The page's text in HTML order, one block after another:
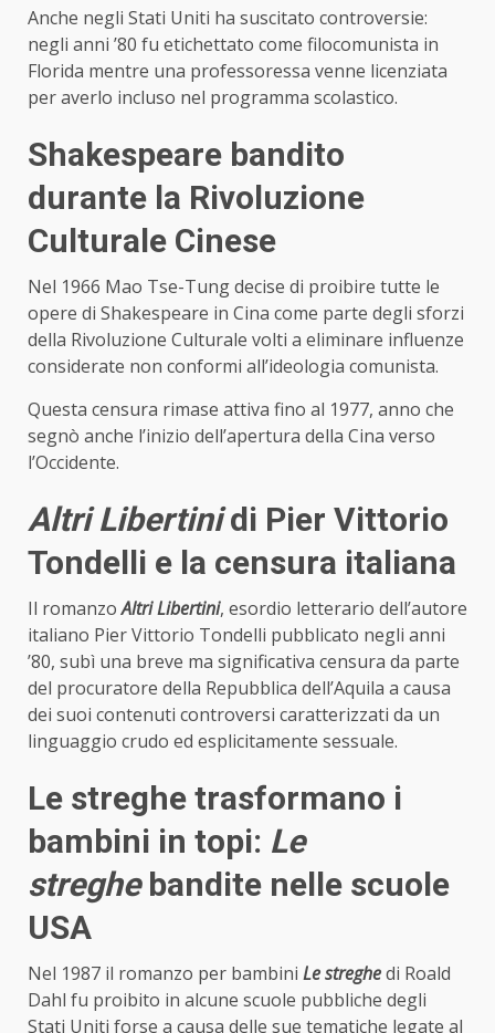
Anche negli Stati Uniti ha suscitato controversie:
negli anni ’80 fu etichettato come filocomunista in
Florida mentre una professoressa venne licenziata
per averlo incluso nel programma scolastico.
Shakespeare bandito
durante la Rivoluzione
Culturale Cinese
Nel 1966 Mao Tse-Tung decise di proibire tutte le
opere di Shakespeare in Cina come parte degli sforzi
della Rivoluzione Culturale volti a eliminare influenze
considerate non conformi all’ideologia comunista.
Questa censura rimase attiva fino al 1977, anno che
segnò anche l’inizio dell’apertura della Cina verso
l’Occidente.
Altri Libertinidi Pier Vittorio
Tondelli e la censura italiana
Il romanzoAltri Libertini, esordio letterario dell’autore
italiano Pier Vittorio Tondelli pubblicato negli anni
’80, subì una breve ma significativa censura da parte
del procuratore della Repubblica dell’Aquila a causa
dei suoi contenuti controversi caratterizzati da un
linguaggio crudo ed esplicitamente sessuale.
Le streghe trasformano i
bambini in topi: Le
streghebandite nelle scuole
USA
Nel 1987 il romanzo per bambini Le streghedi Roald
Dahl fu proibito in alcune scuole pubbliche degli
Stati Uniti forse a causa delle sue tematiche legate al